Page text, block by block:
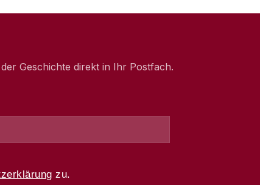
Geschichte direkt in Ihr Postfach.